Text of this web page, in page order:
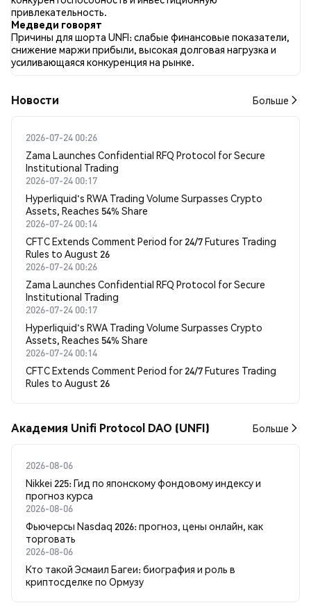
на 12 твитах.
привлекательность.
Медведи говорят
Причины для шорта UNFI: слабые финансовые показатели,
снижение маржи прибыли, высокая долговая нагрузка и
усиливающаяся конкуренция на рынке.
Новости Больше
2026-07-24 00:26
Zama Launches Confidential RFQ Protocol for Secure
Institutional Trading
2026-07-24 00:17
Hyperliquid's RWA Trading Volume Surpasses Crypto
Assets, Reaches 54% Share
2026-07-24 00:14
CFTC Extends Comment Period for 24/7 Futures Trading
Rules to August 26
2026-07-24 00:26
Zama Launches Confidential RFQ Protocol for Secure
Institutional Trading
2026-07-24 00:17
Hyperliquid's RWA Trading Volume Surpasses Crypto
Assets, Reaches 54% Share
2026-07-24 00:14
CFTC Extends Comment Period for 24/7 Futures Trading
Rules to August 26
Академия Unifi Protocol DAO (UNFI) Больше
2026-08-06
Nikkei 225: Гид по японскому фондовому индексу и
прогноз курса
2026-08-06
Фьючерсы Nasdaq 2026: прогноз, цены онлайн, как
торговать
2026-08-06
Кто такой Эсмаил Багеи: биография и роль в
криптосделке по Ормузу